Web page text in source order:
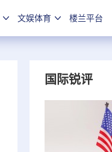
文娱体育 楼兰平台
国际锐评